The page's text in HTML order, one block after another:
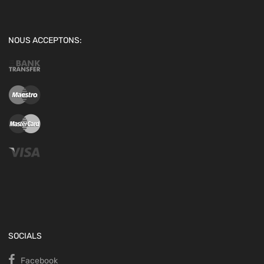
NOUS ACCEPTONS:
SOCIALS
Facebook